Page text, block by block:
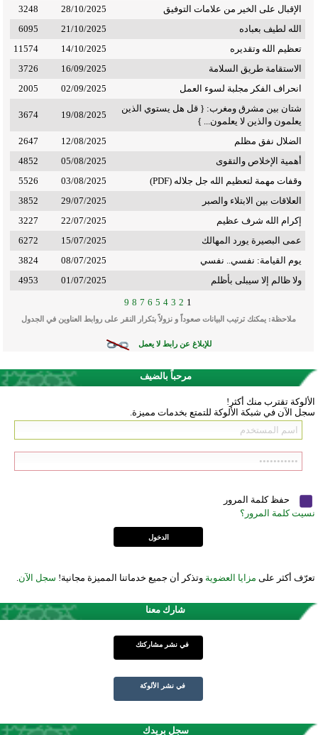
الإقبال على الخير من علامات التوفيق
28/10/2025
3248
الله لطيف بعباده
21/10/2025
6095
تعظيم الله وتقديره
14/10/2025
11574
الاستقامة طريق السلامة
16/09/2025
3726
انحراف الفكر مجلبة لسوء العمل
02/09/2025
2005
شتان بين مشرق ومغرب: { قل هل يستوي الذين
يعلمون والذين لا يعلمون... }
19/08/2025
3674
الضلال نفق مظلم 12/08/2025
2647
أهمية الإخلاص والتقوى
05/08/2025
4852
وقفات مهمة لتعظيم الله جل جلاله (PDF)
03/08/2025
5526
العلاقات بين الابتلاء والصبر
29/07/2025
3852
إكرام الله شرف عظيم
22/07/2025
3227
عمى البصيرة يورد المهالك
15/07/2025
6272
يوم القيامة: نفسي.. نفسي
08/07/2025
3824
ولا ظالم إلا سيبلى بأظلم
01/07/2025
4953
1
2
3
4
5
6
7
8
9
ملاحظة: يمكنك ترتيب البيانات صعوداً و نزولاً بتكرار النقر على روابط العناوين في الجدول
للإبلاغ عن رابط لا يعمل
مرحباً بالضيف
الألوكة تقترب منك أكثر!
سجل الآن في شبكة الألوكة للتمتع بخدمات مميزة.
حفظ كلمة المرور
نسيت كلمة المرور؟
تعرّف أكثر على مزايا العضوية وتذكر أن جميع خدماتنا المميزة مجانية! سجل الآن.
شارك معنا
في نشر مشاركتك
في نشر الألوكة
سجل بريدك